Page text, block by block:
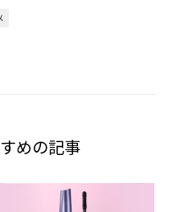
めの記事